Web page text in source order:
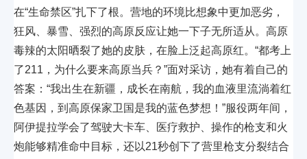
在“生命禁区”扎下了根。营地的环境比想象中更加恶劣，
狂风、暴雪、强烈的高原反应让她一下子无所适从。高原
毒辣的太阳晒裂了她的皮肤，在脸上泛起高原红。“都考上
了211，为什么要来高原当兵？”面对采访，她有着自己的
答案：“我出生在新疆，成长在南航，我的血液里流淌着红
色基因，到高原保家卫国是我的蓝色梦想！”服役两年间，
阿伊提拉学会了驾驶大卡车、医疗救护、操作的枪支和火
炮能够精准命中目标，还以21秒创下了营里枪支分裂结合